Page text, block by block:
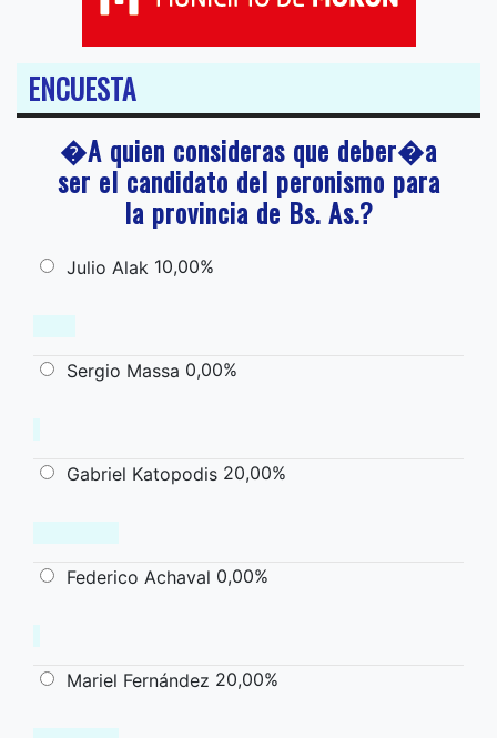
ENCUESTA
�A quien consideras que deber�a
ser el candidato del peronismo para
la provincia de Bs. As.?
Julio Alak 10,00%
Sergio Massa 0,00%
Gabriel Katopodis 20,00%
Federico Achaval 0,00%
Mariel Fernández 20,00%